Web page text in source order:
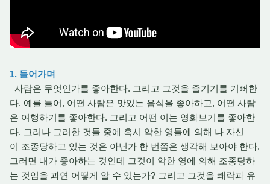
1. 들어가며
사람은 무엇인가를 좋아한다. 그리고 그것을 즐기기를 기뻐한
다. 예를 들어, 어떤 사람은 맛있는 음식을 좋아하고, 어떤 사람
은 여행하기를 좋아한다. 그리고 어떤 이는 영화보기를 좋아한
다. 그러나 그러한 것들 중에 혹시 악한 영들에 의해 나 자신
이 조종당하고 있는 것은 아닌가 한 번쯤은 생각해 보아야 한다.
그러면 내가 좋아하는 것인데 그것이 악한 영에 의해 조종당하
는 것임을 과연 어떻게 알 수 있는가? 그리고 그것을 쾌락과 유